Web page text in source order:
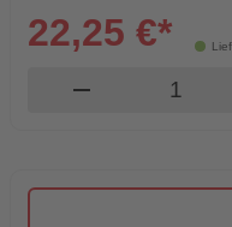
22,25 €*
remove